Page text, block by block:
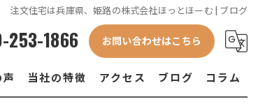
注文住宅は兵庫県、姫路の株式会社ほっとほーむ | ブログ
253-1866 お問い合わせはこちら
当社の特徴 アクセス ブログ コラム